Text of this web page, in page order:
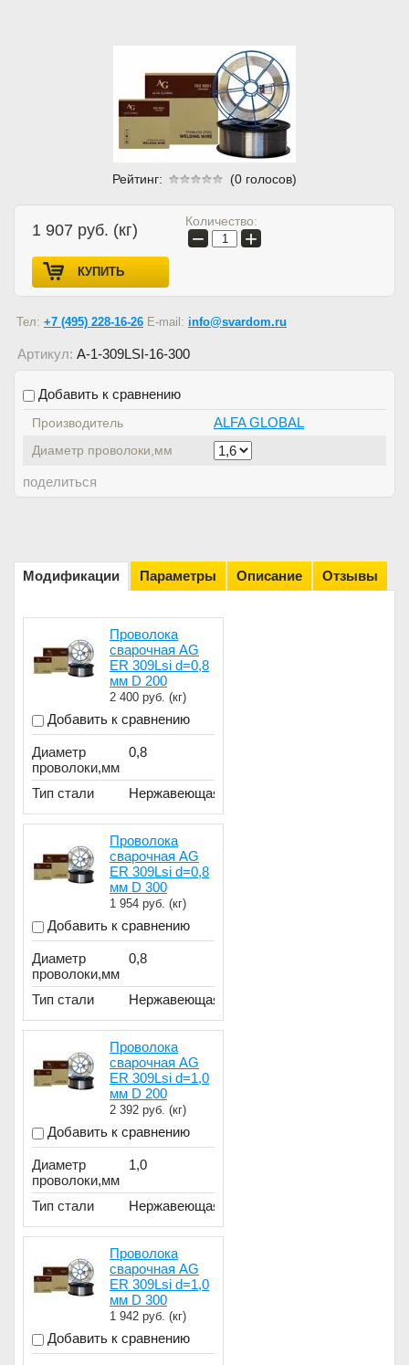
Рейтинг: (0 голосов)
1 907 руб. (кг) Количество:
− +
КУПИТЬ
Тел: +7 (495) 228-16-26 E-mail: info@svardom.ru
Артикул: A-1-309LSI-16-300
Добавить к сравнению
Производитель ALFA GLOBAL
Диаметр проволоки,мм
поделиться
Модификации Параметры Описание Отзывы
Проволока
сварочная AG
ER 309Lsi d=0,8
мм D 200
2 400 руб. (кг)
Добавить к сравнению
Диаметр
проволоки,мм
0,8
Тип стали Нержавеющая
Проволока
сварочная AG
ER 309Lsi d=0,8
мм D 300
1 954 руб. (кг)
Добавить к сравнению
Диаметр
проволоки,мм
0,8
Тип стали Нержавеющая
Проволока
сварочная AG
ER 309Lsi d=1,0
мм D 200
2 392 руб. (кг)
Добавить к сравнению
Диаметр
проволоки,мм
1,0
Тип стали Нержавеющая
Проволока
сварочная AG
ER 309Lsi d=1,0
мм D 300
1 942 руб. (кг)
Добавить к сравнению